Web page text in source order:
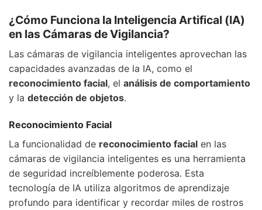
¿Cómo Funciona la Inteligencia Artifical (IA)
en las Cámaras de Vigilancia?
Las cámaras de vigilancia inteligentes aprovechan las
capacidades avanzadas de la IA, como el
reconocimiento facial, el análisis de comportamiento
y la detección de objetos.
Reconocimiento Facial
La funcionalidad de reconocimiento facial en las
cámaras de vigilancia inteligentes es una herramienta
de seguridad increíblemente poderosa. Esta
tecnología de IA utiliza algoritmos de aprendizaje
profundo para identificar y recordar miles de rostros